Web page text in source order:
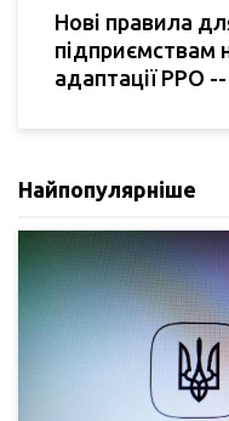
Нові правила
підприємствам
адаптації РРО
Найпопулярніше